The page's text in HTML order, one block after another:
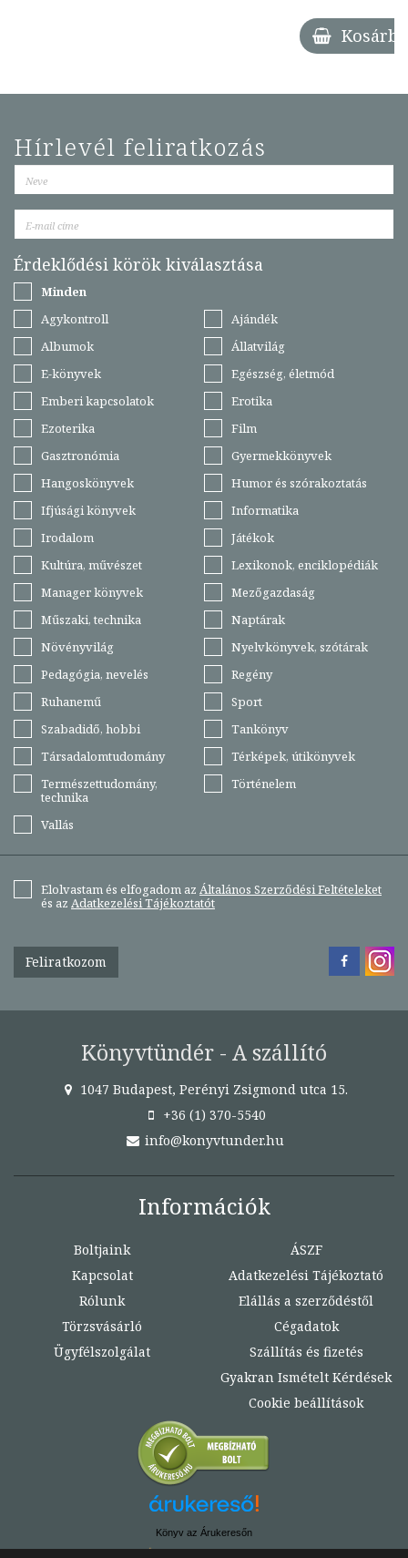
Kosárba
Hírlevél feliratkozás
Érdeklődési körök kiválasztása
Minden
Agykontroll
Ajándék
Albumok
Állatvilág
E-könyvek
Egészség, életmód
Emberi kapcsolatok
Erotika
Ezoterika
Film
Gasztronómia
Gyermekkönyvek
Hangoskönyvek
Humor és szórakoztatás
Ifjúsági könyvek
Informatika
Irodalom
Játékok
Kultúra, művészet
Lexikonok, enciklopédiák
Manager könyvek
Mezőgazdaság
Műszaki, technika
Naptárak
Növényvilág
Nyelvkönyvek, szótárak
Pedagógia, nevelés
Regény
Ruhanemű
Sport
Szabadidő, hobbi
Tankönyv
Társadalomtudomány
Térképek, útikönyvek
Természettudomány,
technika
Történelem
Vallás
Elolvastam és elfogadom az Általános Szerződési Feltételeket
és az Adatkezelési Tájékoztatót
Feliratkozom
Könyvtündér - A szállító
1047 Budapest, Perényi Zsigmond utca 15.
+36 (1) 370-5540
info@konyvtunder.hu
Információk
Boltjaink
Kapcsolat
Rólunk
Törzsvásárló
Ügyfélszolgálat
ÁSZF
Adatkezelési Tájékoztató
Elállás a szerződéstől
Cégadatok
Szállítás és fizetés
Gyakran Ismételt Kérdések
Cookie beállítások
Könyv az Árukeresőn